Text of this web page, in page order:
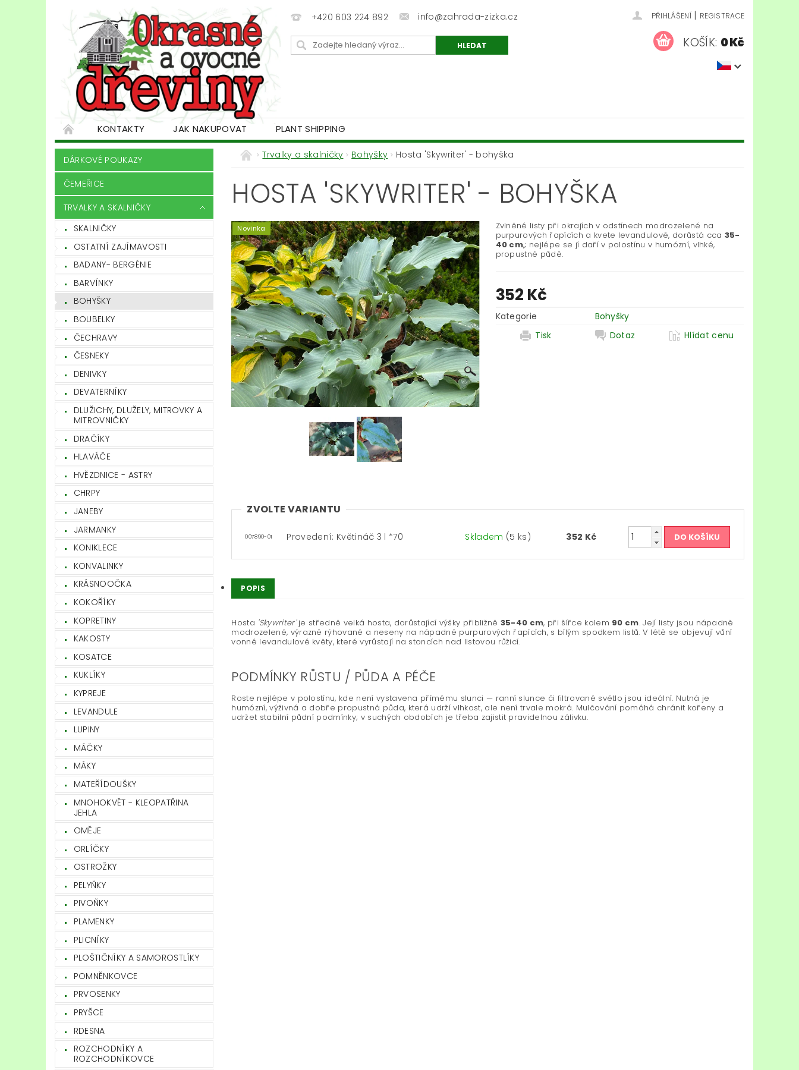
+420 603 224 892 info@zahrada-zizka.cz PŘIHLÁŠENÍ | REGISTRACE
KOŠÍK: 0 Kč
KONTAKTY JAK NAKUPOVAT PLANT SHIPPING
DÁRKOVÉ POUKAZY
ČEMEŘICE
TRVALKY A SKALNIČKY
SKALNIČKY
OSTATNÍ ZAJÍMAVOSTI
BADANY- BERGÉNIE
BARVÍNKY
BOHYŠKY
BOUBELKY
ČECHRAVY
ČESNEKY
DENIVKY
DEVATERNÍKY
DLUŽICHY, DLUŽELY, MITROVKY A
MITROVNIČKY
DRAČÍKY
HLAVÁČE
HVĚZDNICE - ASTRY
CHRPY
JANEBY
JARMANKY
KONIKLECE
KONVALINKY
KRÁSNOOČKA
KOKOŘÍKY
KOPRETINY
KAKOSTY
KOSATCE
KUKLÍKY
KYPREJE
LEVANDULE
LUPINY
MÁČKY
MÁKY
MATEŘÍDOUŠKY
MNOHOKVĚT - KLEOPATŘINA
JEHLA
OMĚJE
ORLÍČKY
OSTROŽKY
PELYŇKY
PIVOŇKY
PLAMENKY
PLICNÍKY
PLOŠTIČNÍKY A SAMOROSTLÍKY
POMNĚNKOVCE
PRVOSENKY
PRYŠCE
RDESNA
ROZCHODNÍKY A
ROZCHODNÍKOVCE
Trvalky a skalničky Bohyšky Hosta 'Skywriter' - bohyška
HOSTA 'SKYWRITER' - BOHYŠKA
Novinka
Zvlněné listy při okrajích v odstínech modrozelené na
purpurových řapících a kvete levandulově, dorůstá cca 35-
40 cm,; nejlépe se jí daří v polostínu v humózní, vlhké,
propustné půdě.
352 Kč
Kategorie
Bohyšky
Tisk
Dotaz Hlídat cenu
ZVOLTE VARIANTU
007890-01 Provedení: Květináč 3 l *70 Skladem (5 ks) 352 Kč
POPIS
Hosta 'Skywriter'je středně velká hosta, dorůstající výšky přibližně 35-40 cm, při šířce kolem 90 cm. Její listy jsou nápadně
modrozelené, výrazně rýhované a neseny na nápadně purpurových řapících, s bílým spodkem listů. V létě se objevují vůní
vonné levandulové květy, které vyrůstají na stoncích nad listovou růžicí.
PODMÍNKY RŮSTU / PŮDA A PÉČE
Roste nejlépe v polostínu, kde není vystavena přímému slunci — ranní slunce či filtrované světlo jsou ideální. Nutná je
humózní, výživná a dobře propustná půda, která udrží vlhkost, ale není trvale mokrá. Mulčování pomáhá chránit kořeny a
udržet stabilní půdní podmínky; v suchých obdobích je třeba zajistit pravidelnou zálivku.